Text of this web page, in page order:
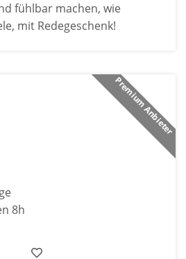
fühlbar machen, wie
mit Redegeschenk!
Premium Anbieter
8h